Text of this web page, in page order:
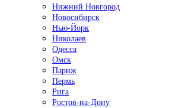
Нижний Новгород
Новосибирск
Нью-Йорк
Николаев
Одесса
Омск
Париж
Пермь
Рига
Ростов-на-Дону